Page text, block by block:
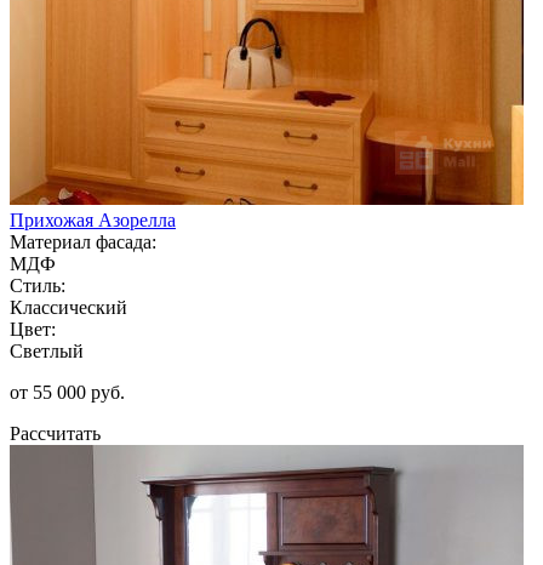
Прихожая Азорелла
Материал фасада:
МДФ
Стиль:
Классический
Цвет:
Светлый
от 55 000 руб.
Рассчитать